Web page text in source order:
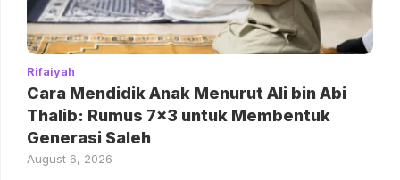
Rifaiyah
Cara Mendidik Anak Menurut Ali bin Abi
Thalib: Rumus 7×3 untuk Membentuk
Generasi Saleh
August 6, 2026